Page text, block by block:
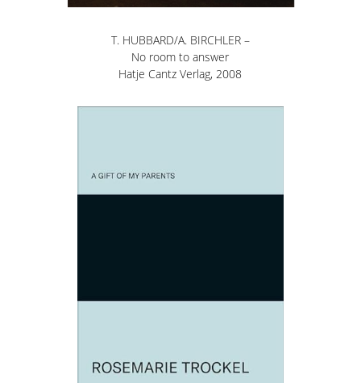
T. HUBBARD/A. BIRCHLER –
No room to answer
Hatje Cantz Verlag, 2008